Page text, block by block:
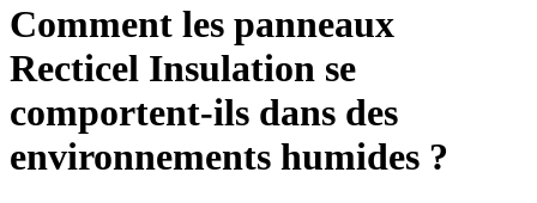
Comment les panneaux
Recticel Insulation se
comportent-ils dans des
environnements humides ?